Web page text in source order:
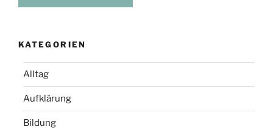
KATEGORIEN
Alltag
Aufklärung
Bildung